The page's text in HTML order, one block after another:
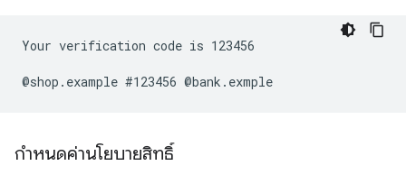
Your verification code is 123456
กำหนดค่านโยบายสิทธิ์